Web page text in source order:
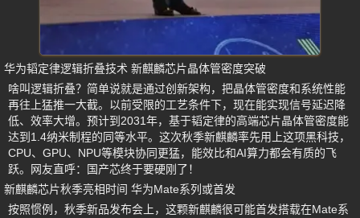
华为韬定律逻辑折叠技术 新麒麟芯片晶体管密度突破
啥叫逻辑折叠？简单说就是通过创新架构，把晶体管密度和系统性能
再往上猛推一大截。以前受限的工艺条件下，现在能实现信号延迟降
低、效率大增。预计到2031年，基于韬定律的高端芯片晶体管密度能
达到1.4纳米制程的同等水平。这次秋季新麒麟率先用上这项黑科技，
CPU、GPU、NPU等模块协同更猛，能效比和AI算力都会有质的飞
跃。网友直呼：国产芯终于要硬刚了！
新麒麟芯片秋季亮相时间 华为Mate系列或首发
按照惯例，秋季新品发布会上，这颗新麒麟很可能首发搭载在Mate系